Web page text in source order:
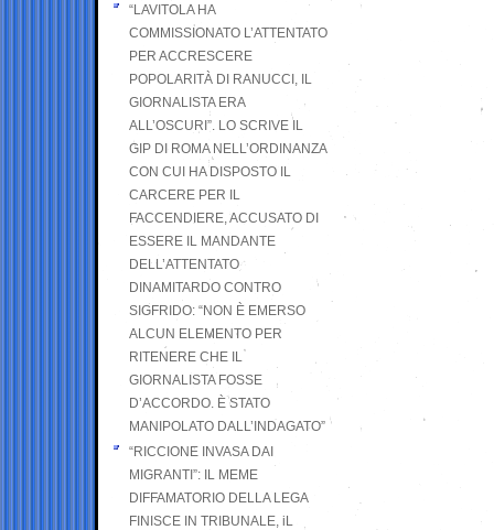
“LAVITOLA HA
COMMISSIONATO L’ATTENTATO
PER ACCRESCERE
POPOLARITÀ DI RANUCCI, IL
GIORNALISTA ERA
ALL’OSCURI”. LO SCRIVE IL
GIP DI ROMA NELL’ORDINANZA
CON CUI HA DISPOSTO IL
CARCERE PER IL
FACCENDIERE, ACCUSATO DI
ESSERE IL MANDANTE
DELL’ATTENTATO
DINAMITARDO CONTRO
SIGFRIDO: “NON È EMERSO
ALCUN ELEMENTO PER
RITENERE CHE IL
GIORNALISTA FOSSE
D’ACCORDO. È STATO
MANIPOLATO DALL’INDAGATO”
“RICCIONE INVASA DAI
MIGRANTI”: IL MEME
DIFFAMATORIO DELLA LEGA
FINISCE IN TRIBUNALE, iL